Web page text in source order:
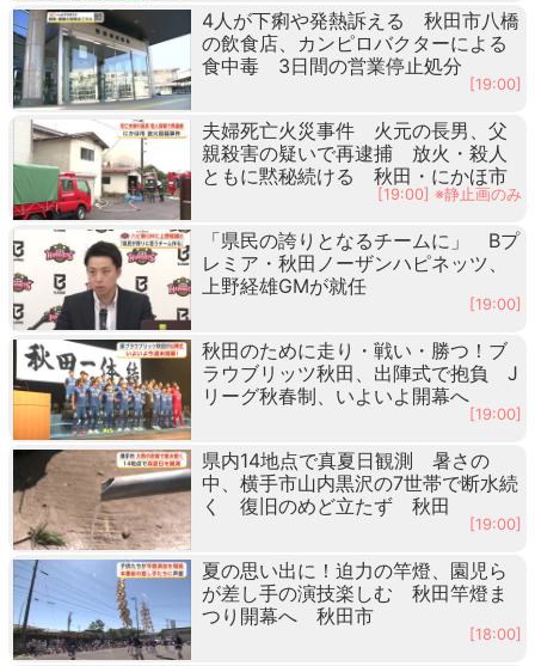
4人が下痢や発熱訴える 秋田市八橋
の飲食店、カンピロバクターによる
食中毒 3日間の営業停止処分
[19:00]
夫婦死亡火災事件 火元の長男、父
親殺害の疑いで再逮捕 放火・殺人
ともに黙秘続ける 秋田・にかほ市
[19:00] ※静止画のみ
「県民の誇りとなるチームに」 Bプ
レミア・秋田ノーザンハピネッツ、
上野経雄GMが就任
[19:00]
秋田のために走り・戦い・勝つ！ブ
ラウブリッツ秋田、出陣式で抱負 J
リーグ秋春制、いよいよ開幕へ
[19:00]
県内14地点で真夏日観測 暑さの
中、横手市山内黒沢の7世帯で断水続
く 復旧のめど立たず 秋田
[19:00]
夏の思い出に！迫力の竿燈、園児ら
が差し手の演技楽しむ 秋田竿燈ま
つり開幕へ 秋田市
[18:00]